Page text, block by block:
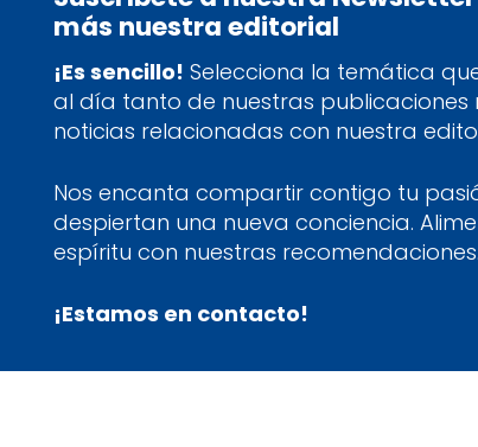
más nuestra editorial
¡Es sencillo! Selecciona la temática
al día tanto de nuestras publicaciones
noticias relacionadas con nuestra
Nos encanta compartir contigo tu
despiertan una nueva conciencia.
espíritu con nuestras recomendaciones.
¡Estamos en contacto!